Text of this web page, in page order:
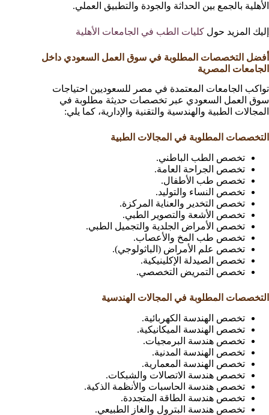
الأهلية بالجمع بين الحداثة والجودة والتطبيق العملي.
إليك المزيد حول كليات الطب في الجامعات الأهلية
أفضل التخصصات المطلوبة في سوق العمل السعودي داخل
الجامعات المصرية
تواكب الجامعات المعتمدة في مصر للسعوديين احتياجات
سوق العمل السعودي عبر تخصصات حديثة مطلوبة في
المجالات الطبية والهندسية والتقنية والإدارية، كما يلي:
التخصصات المطلوبة في المجالات الطبية
تخصص الطب الباطني.
تخصص الجراحة العامة.
تخصص طب الأطفال.
تخصص النساء والتوليد.
تخصص التخدير والعناية المركزة.
تخصص الأشعة والتصوير الطبي.
تخصص الأمراض الجلدية والتجميل الطبي.
تخصص طب المخ والأعصاب.
تخصص علم الأمراض (الباثولوجي).
تخصص الصيدلة الإكلينيكية.
تخصص التمريض التخصصي.
التخصصات المطلوبة في المجالات الهندسية
تخصص الهندسة الكهربائية.
تخصص الهندسة الميكانيكية.
تخصص هندسة البرمجيات.
تخصص الهندسة المدنية.
تخصص الهندسة المعمارية.
تخصص هندسة الاتصالات والشبكات.
تخصص هندسة الحاسبات والأنظمة الذكية.
تخصص هندسة الطاقة المتجددة.
تخصص هندسة البترول والغاز الطبيعي.